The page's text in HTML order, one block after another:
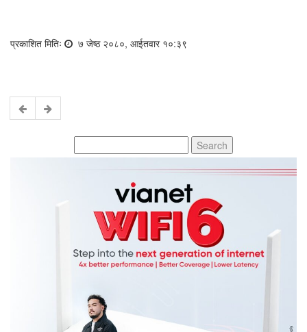
प्रकाशित मितिः ७ जेष्ठ २०८०, आईतवार १०:३९
for: